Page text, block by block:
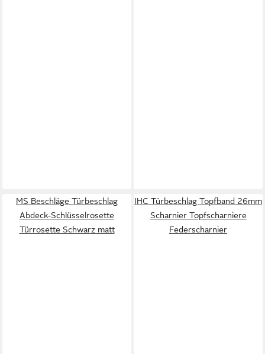
MS Beschläge Türbeschlag
Abdeck-Schlüsselrosette
Türrosette Schwarz matt
IHC Türbeschlag Topfband 26mm
Scharnier Topfscharniere
Federscharnier